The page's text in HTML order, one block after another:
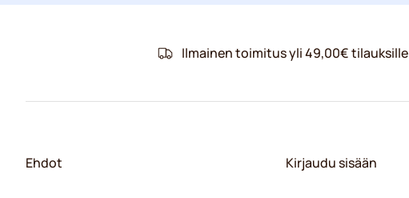
Ilmainen toimitus yli 49,00€ tilauksille
Ehdot Kirjaudu sisään